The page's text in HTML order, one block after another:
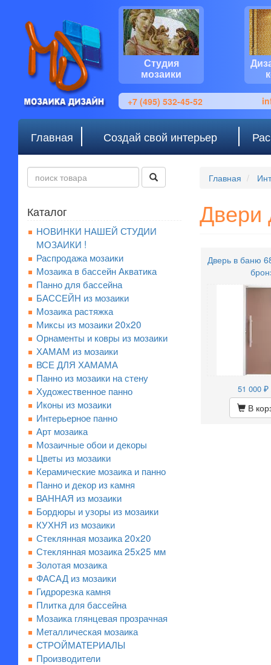
Студия
мозаики
+7 (495) 532-45-52
Главная Создай свой интерьер
Каталог
НОВИНКИ НАШЕЙ СТУДИИ
МОЗАИКИ !
Распродажа мозаики
Мозаика в бассейн Акватика
Панно для бассейна
БАССЕЙН из мозаики
Мозаика растяжка
Миксы из мозаики 20х20
Орнаменты и ковры из мозаики
ХАМАМ из мозаики
ВСЕ ДЛЯ ХАМАМА
Панно из мозаики на стену
Художественное панно
Иконы из мозаики
Интерьерное панно
Арт мозаика
Мозаичные обои и декоры
Цветы из мозаики
Керамические мозаика и панно
Панно и декор из камня
ВАННАЯ из мозаики
Бордюры и узоры из мозаики
КУХНЯ из мозаики
Стеклянная мозаика 20x20
Стеклянная мозаика 25х25 мм
Золотая мозаика
ФАСАД из мозаики
Гидрорезка камня
Плитка для бассейна
Мозаика глянцевая прозрачная
Металлическая мозаика
СТРОЙМАТЕРИАЛЫ
Производители
Главная
Дверь в баню
51 000 ₽
В